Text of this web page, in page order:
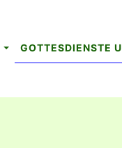
GOTTESDIENSTE